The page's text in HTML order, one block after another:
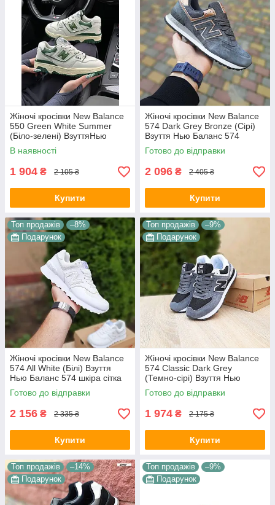
Жіночі кросівки New Balance
550 Green White Summer
(Біло-зелені) ВзуттяНью
Беланс 550 повсякденні
шкіра демісезон
В наявності
1 904 ₴ 2 105 ₴
Купити
Жіночі кросівки New Balance
574 Dark Grey Bronze (Сірі)
Взуття Нью Баланс 574
замша сітка демісезон
Готово до відправки
2 096 ₴ 2 405 ₴
Купити
Топ продажів
–8%
Подарунок
Жіночі кросівки New Balance
574 All White (Білі) Взуття
Нью Баланс 574 шкіра сітка
повсякденні демісезон
Готово до відправки
2 156 ₴ 2 335 ₴
Купити
Топ продажів
–9%
Подарунок
Жіночі кросівки New Balance
574 Classic Dark Grey
(Темно-сірі) Взуття Нью
Беланс 574 сітка замша
демісезон
Готово до відправки
1 974 ₴ 2 175 ₴
Купити
Топ продажів
–14%
Подарунок
Топ продажів
–9%
Подарунок